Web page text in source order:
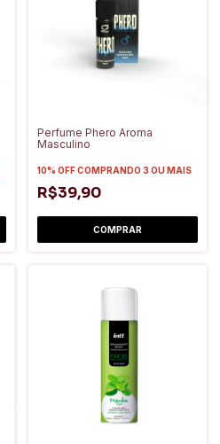
Perfume Phero Aroma
Masculino
10% OFF COMPRANDO 3 OU MAIS
R$39,90